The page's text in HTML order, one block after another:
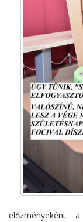
előzményeként